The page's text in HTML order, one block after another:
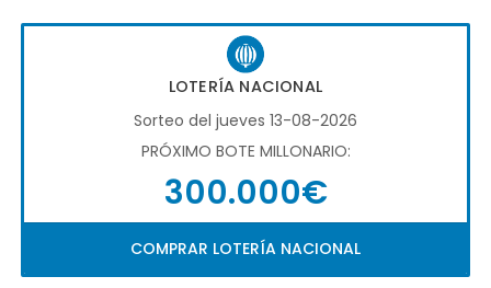
LOTERÍA NACIONAL
Sorteo del jueves 13-08-2026
PRÓXIMO BOTE MILLONARIO:
300.000€
COMPRAR LOTERÍA NACIONAL